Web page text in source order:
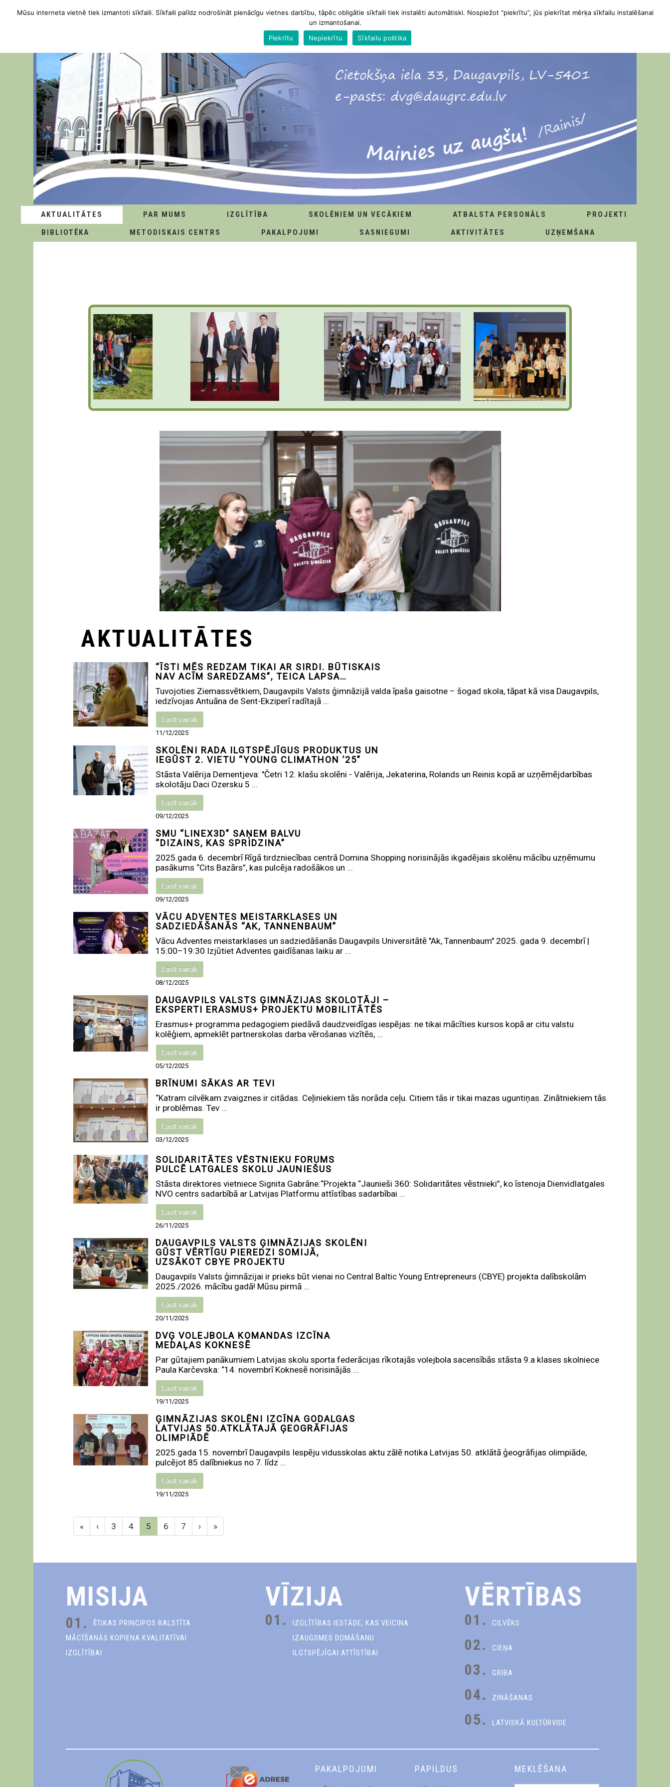
AKTUALITĀTES PAR MUMS IZGLĪTĪBA SKOLĒNIEM UN VECĀKIEM ATBALSTA PERSONĀLS
PROJEKTI
BIBLIOTĒKA
METODISKAIS CENTRS PAKALPOJUMI SASNIEGUMI AKTIVITĀTES UZŅEMŠANA
AKTUALITĀTES
“ĪSTI MĒS REDZAM TIKAI AR SIRDI. BŪTISKAIS
NAV ACĪM SAREDZAMS”, TEICA LAPSA…
Tuvojoties Ziemassvētkiem, Daugavpils Valsts ģimnāzijā valda īpaša gaisotne – šogad skola, tāpat kā visa Daugavpils,
iedzīvojas Antuāna de Sent-Ekziperī radītajā ...
Lasīt vairāk
11/12/2025
SKOLĒNI RADA ILGTSPĒJĪGUS PRODUKTUS UN
IEGŪST 2. VIETU “YOUNG CLIMATHON ’25”
Stāsta Valērija Dementjeva: "Četri 12. klašu skolēni - Valērija, Jekaterina, Rolands un Reinis kopā ar uzņēmējdarbības
skolotāju Daci Ozersku 5 ...
Lasīt vairāk
09/12/2025
SMU “LINEX3D” SAŅEM BALVU
“DIZAINS, KAS SPRIDZINA”
2025.gada 6. decembrī Rīgā tirdzniecības centrā Domina Shopping norisinājās ikgadējais skolēnu mācību uzņēmumu
pasākums “Cits Bazārs”, kas pulcēja radošākos un ...
Lasīt vairāk
09/12/2025
VĀCU ADVENTES MEISTARKLASES UN
SADZIEDĀŠANĀS “AK, TANNENBAUM”
Vācu Adventes meistarklases un sadziedāšanās Daugavpils Universitātē "Ak, Tannenbaum" 2025. gada 9. decembrī |
15:00–19:30 Izjūtiet Adventes gaidīšanas laiku ar ...
Lasīt vairāk
08/12/2025
DAUGAVPILS VALSTS ĢIMNĀZIJAS SKOLOTĀJI –
EKSPERTI ERASMUS+ PROJEKTU MOBILITĀTĒS
Erasmus+ programma pedagogiem piedāvā daudzveidīgas iespējas: ne tikai mācīties kursos kopā ar citu valstu
kolēģiem, apmeklēt partnerskolas darba vērošanas vizītēs, ...
Lasīt vairāk
05/12/2025
BRĪNUMI SĀKAS AR TEVI
“Katram cilvēkam zvaigznes ir citādas. Ceļiniekiem tās norāda ceļu. Citiem tās ir tikai mazas uguntiņas. Zinātniekiem tās
ir problēmas. Tev ...
Lasīt vairāk
03/12/2025
SOLIDARITĀTES VĒSTNIEKU FORUMS
PULCĒ LATGALES SKOLU JAUNIEŠUS
Stāsta direktores vietniece Signita Gabrāne:“Projekta “Jaunieši 360: Solidaritātes vēstnieki”, ko īstenoja Dienvidlatgales
NVO centrs sadarbībā ar Latvijas Platformu attīstības sadarbībai ...
Lasīt vairāk
26/11/2025
DAUGAVPILS VALSTS ĢIMNĀZIJAS SKOLĒNI
GŪST VĒRTĪGU PIEREDZI SOMIJĀ,
UZSĀKOT CBYE PROJEKTU
Daugavpils Valsts ģimnāzijai ir prieks būt vienai no Central Baltic Young Entrepreneurs (CBYE) projekta dalībskolām
2025./2026. mācību gadā! Mūsu pirmā ...
Lasīt vairāk
20/11/2025
DVĢ VOLEJBOLA KOMANDAS IZCĪNA
MEDAĻAS KOKNESĒ
Par gūtajiem panākumiem Latvijas skolu sporta federācijas rīkotajās volejbola sacensībās stāsta 9.a klases skolniece
Paula Karčevska: “14. novembrī Koknesē norisinājās ...
Lasīt vairāk
19/11/2025
ĢIMNĀZIJAS SKOLĒNI IZCĪNA GODALGAS
LATVIJAS 50.ATKLĀTAJĀ ĢEOGRĀFIJAS
OLIMPIĀDĒ
2025.gada 15. novembrī Daugavpils Iespēju vidusskolas aktu zālē notika Latvijas 50. atklātā ģeogrāfijas olimpiāde,
pulcējot 85 dalībniekus no 7. līdz ...
Lasīt vairāk
19/11/2025
« ‹ 3 4 5 6 7 › »
MISIJA
01.
ĒTIKAS PRINCIPOS BALSTĪTA
MĀCĪŠANĀS KOPIENA KVALITATĪVAI
IZGLĪTĪBAI
VĪZIJA
01.
IZGLĪTĪBAS IESTĀDE, KAS VEICINA
IZAUGSMES DOMĀŠANU
ILGTSPĒJĪGAI ATTĪSTĪBAI
VĒRTĪBAS
01. CILVĒKS
02. CIEŅA
03. GRIBA
04. ZINĀŠANAS
05. LATVISKĀ KULTŪRVIDE
PAKALPOJUMI PAPILDUS MEKLĒŠANA
Mūsu interneta vietnē tiek izmantoti sīkfaili. Sīkfaili palīdz nodrošināt pienācīgu vietnes darbību, tāpēc obligātie sīkfaili tiek instalēti automātiski. Nospiežot “piekrītu”, jūs piekrītat mērķa sīkfailu instalēšanai
un izmantošanai.
Piekrītu
Nepiekrītu Sīkfailu politika